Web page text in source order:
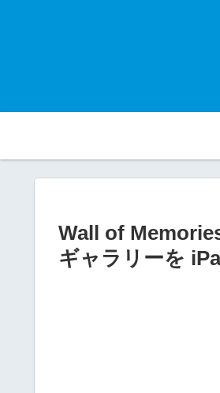
Wall of
ギャラリーを